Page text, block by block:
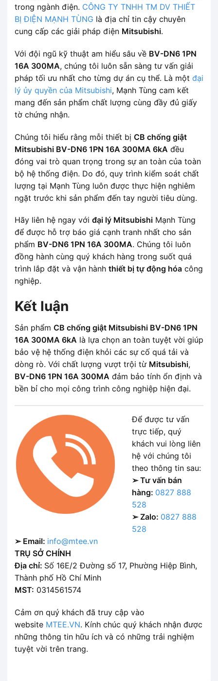
trong ngành điện. CÔNG TY TNHH TM DV THIẾT
BỊ ĐIỆN MẠNH TÙNG là địa chỉ tin cậy chuyên
cung cấp các giải pháp điện Mitsubishi.
Với đội ngũ kỹ thuật am hiểu sâu về BV-DN6 1PN
16A 300MA, chúng tôi luôn sẵn sàng tư vấn giải
pháp tối ưu nhất cho từng dự án cụ thể. Là một đại
lý ủy quyền của Mitsubishi, Mạnh Tùng cam kết
mang đến sản phẩm chất lượng cùng đầy đủ giấy
tờ chứng nhận.
Chúng tôi hiểu rằng mỗi thiết bị CB chống giật
Mitsubishi BV-DN6 1PN 16A 300MA 6kA đều
đóng vai trò quan trọng trong sự an toàn của toàn
bộ hệ thống điện. Do đó, quy trình kiểm soát chất
lượng tại Mạnh Tùng luôn được thực hiện nghiêm
ngặt trước khi sản phẩm đến tay người tiêu dùng.
Hãy liên hệ ngay với đại lý Mitsubishi Mạnh Tùng
để được hỗ trợ báo giá cạnh tranh nhất cho sản
phẩm BV-DN6 1PN 16A 300MA. Chúng tôi luôn
đồng hành cùng quý khách hàng trong suốt quá
trình lắp đặt và vận hành thiết bị tự động hóa công
nghiệp.
Kết luận
Sản phẩm CB chống giật Mitsubishi BV-DN6 1PN
16A 300MA 6kA là lựa chọn an toàn tuyệt vời giúp
bảo vệ hệ thống điện khỏi các sự cố quá tải và
dòng rò. Với chất lượng vượt trội từ Mitsubishi,
BV-DN6 1PN 16A 300MA đảm bảo tính ổn định và
bền bỉ cho mọi công trình công nghiệp hiện đại.
Để được tư vấn
trực tiếp, quý
khách vui lòng liên
hệ với chúng tôi
theo thông tin sau:
➢ Tư vấn bán
hàng: 0827 888
528
➢ Zalo: 0827 888
528
➢ Email: info@mtee.vn
TRỤ SỞ CHÍNH
Địa chỉ: Số 16E/2 Đường số 17, Phường Hiệp Bình,
Thành phố Hồ Chí Minh
MST: 0314561574
Cảm ơn quý khách đã truy cập vào
website MTEE.VN. Kính chúc quý khách nhận được
những thông tin hữu ích và có những trải nghiệm
tuyệt vời trên trang.